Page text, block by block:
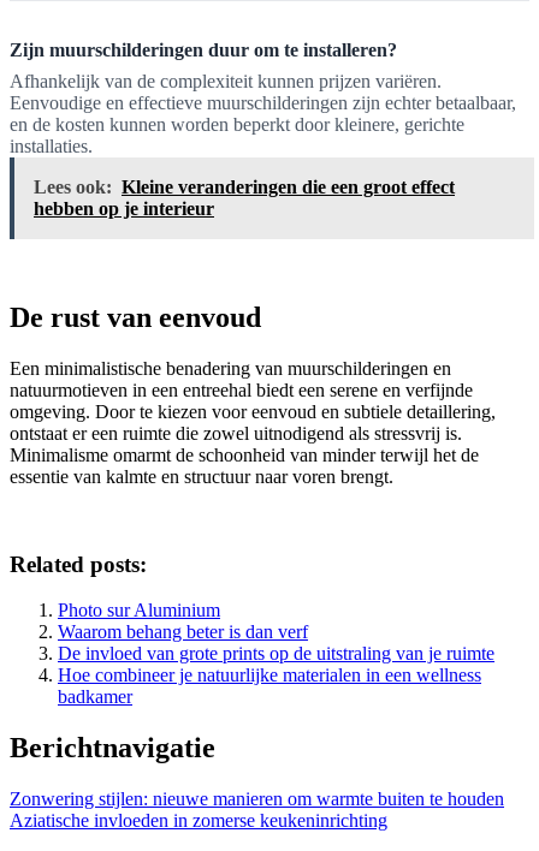
Zijn muurschilderingen duur om te installeren?
Afhankelijk van de complexiteit kunnen prijzen variëren.
Eenvoudige en effectieve muurschilderingen zijn echter betaalbaar,
en de kosten kunnen worden beperkt door kleinere, gerichte
installaties.
Lees ook: Kleine veranderingen die een groot effect
hebben op je interieur
De rust van eenvoud
Een minimalistische benadering van muurschilderingen en
natuurmotieven in een entreehal biedt een serene en verfijnde
omgeving. Door te kiezen voor eenvoud en subtiele detaillering,
ontstaat er een ruimte die zowel uitnodigend als stressvrij is.
Minimalisme omarmt de schoonheid van minder terwijl het de
essentie van kalmte en structuur naar voren brengt.
Related posts:
Photo sur Aluminium
Waarom behang beter is dan verf
De invloed van grote prints op de uitstraling van je ruimte
Hoe combineer je natuurlijke materialen in een wellness
badkamer
Berichtnavigatie
Zonwering stijlen: nieuwe manieren om warmte buiten te houden
Aziatische invloeden in zomerse keukeninrichting